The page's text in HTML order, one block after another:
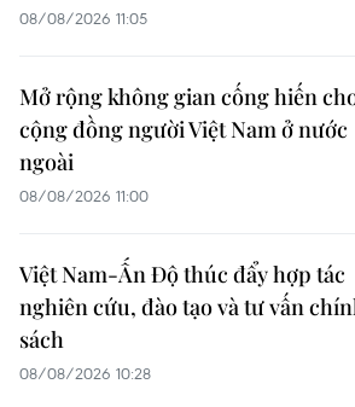
08/08/2026 11:05
Mở rộng không gian cống hiến
cộng đồng người Việt Nam ở nước
ngoài
08/08/2026 11:00
Việt Nam-Ấn Độ thúc đẩy hợp tác
nghiên cứu, đào tạo và tư vấn
sách
08/08/2026 10:28